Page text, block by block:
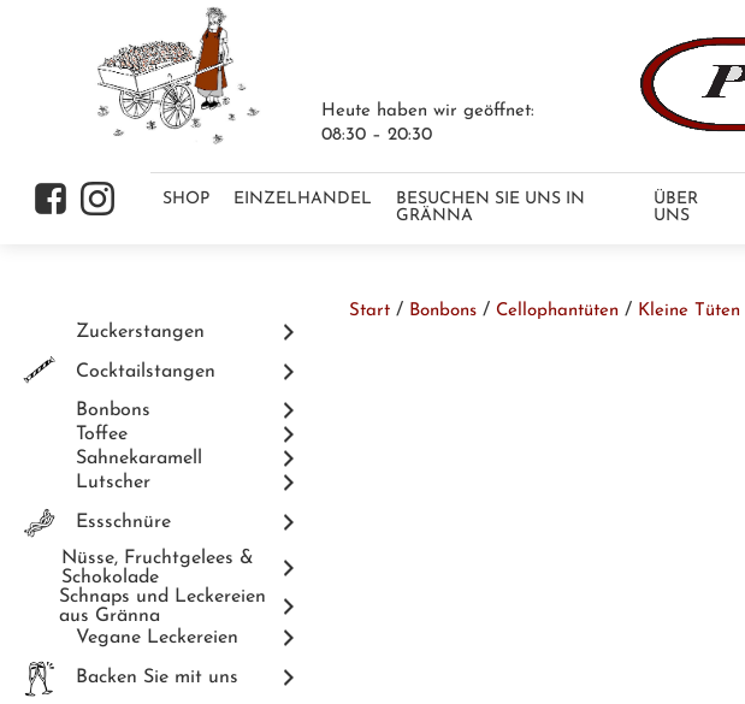
Skip to contentZuckerstangen
Cocktailstangen
Bonbons
Toffee
Sahnekaramell
Lutscher
Essschnüre
Nüsse, Fruchtgelees &
Schokolade
Schnaps und Leckereien
aus Gränna
Vegane Leckereien
Backen Sie mit uns
Heute haben wir geöffnet:
08:30 – 20:30
f i
SHOP
EINZELHANDEL
BESUCHEN SIE UNS IN
GRÄNNA
ÜBER
UNS
Start / Bonbons / Cellophantüten / Kleine Tüten